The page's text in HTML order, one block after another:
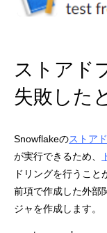
ストアド
失敗した
Snowflakeのストア
が実行できるため、
ドリングを行うこと
前項で作成した外部
ジャを作成します。